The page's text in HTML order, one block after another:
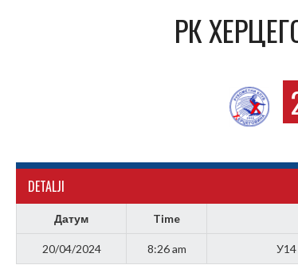
РК
DETALJI
Датум Time
20/04/2024 8:26 am